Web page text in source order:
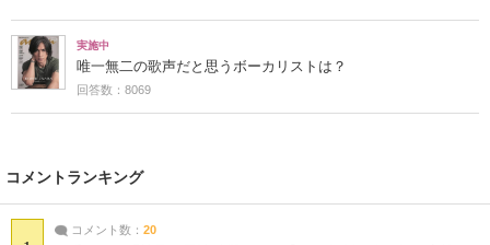
実施中
唯一無二の歌声だと思うボーカリストは？
回答数：8069
コメントランキング
コメント数： 20